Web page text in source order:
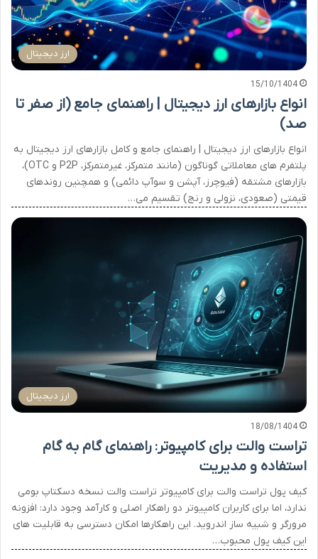
ارز دیجیتال
15/10/1404
انواع بازارهای ارز دیجیتال | راهنمای جامع (از صفر تا
صد)
انواع بازارهای ارز دیجیتال | راهنمای جامع و کامل بازارهای ارز دیجیتال به
پلتفرم های معاملاتی گوناگون (مانند متمرکز، غیرمتمرکز، P2P و OTC)،
بازارهای مشتقه (فیوچرز، آپشن و سوآپ دائمی) و همچنین روندهای
قیمتی (صعودی، نزولی و رنج) تقسیم می…
ارز دیجیتال
18/08/1404
تراست والت برای کامپیوتر: راهنمای گام به گام
استفاده و مدیریت
کیف پول تراست والت برای کامپیوتر تراست والت نسخه دسکتاپ بومی
ندارد، اما برای کاربران کامپیوتر دو راهکار اصلی و کارآمد وجود دارد: افزونه
مرورگر و شبیه ساز اندروید. این راهکارها امکان دسترسی به قابلیت های
این کیف پول محبوب…